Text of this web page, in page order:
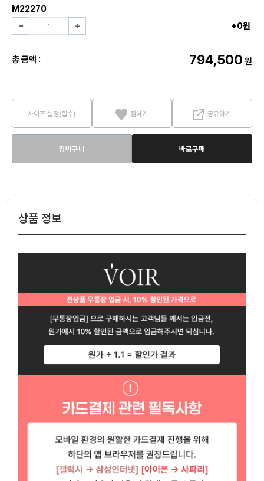
M22270
+0원
총 금액 : 794,500 원
사이즈 설정(필수) 찜하기 공유하기
장바구니 바로구매
상품 정보